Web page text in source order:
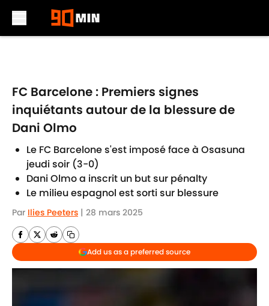
FC Barcelone : Premiers signes
inquiétants autour de la blessure de
Dani Olmo
Le FC Barcelone s'est imposé face à Osasuna
jeudi soir (3-0)
Dani Olmo a inscrit un but sur pénalty
Le milieu espagnol est sorti sur blessure
Par Ilies Peeters | 28 mars 2025
Add us as a preferred source